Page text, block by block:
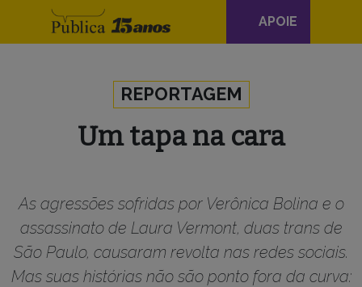
Navegação
principal
APOIE
REPORTAGEM
Um tapa na cara
As agressões sofridas por Verônica Bolina e o
assassinato de Laura Vermont, duas trans de
São Paulo, causaram revolta nas redes sociais.
Mas suas histórias não são ponto fora da curva: